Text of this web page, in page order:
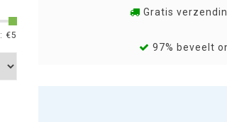
€5
Gratis
97% beveelt